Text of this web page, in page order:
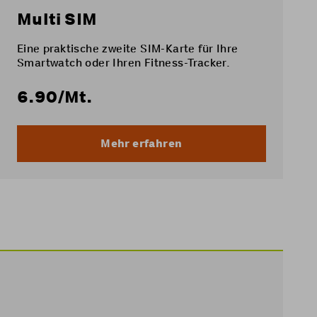
Multi SIM
Eine praktische zweite SIM-Karte für Ihre
Smartwatch oder Ihren Fitness-Tracker.
6.90/Mt.
Mehr erfahren